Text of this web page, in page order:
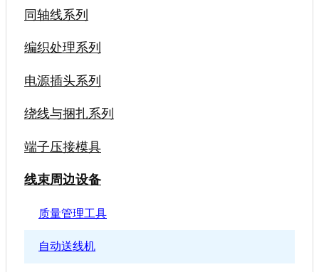
同轴线系列
编织处理系列
电源插头系列
绕线与捆扎系列
端子压接模具
线束周边设备
质量管理工具
自动送线机